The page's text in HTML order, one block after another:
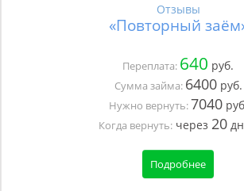
Отзывы
«Повторный
Переплата: 640 руб.
Сумма займа: 6400руб.
Нужно вернуть:7040
Когда вернуть: через 20
Подробнее